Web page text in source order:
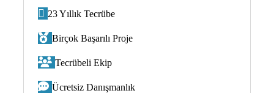
23 Yıllık Tecrübe
Birçok Başarılı Proje
Tecrübeli Ekip
Ücretsiz Danışmanlık